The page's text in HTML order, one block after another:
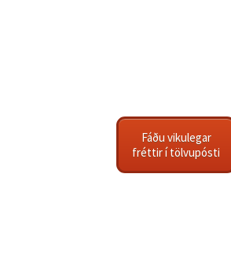
Fáðu vikulegar
fréttir í tölvupósti